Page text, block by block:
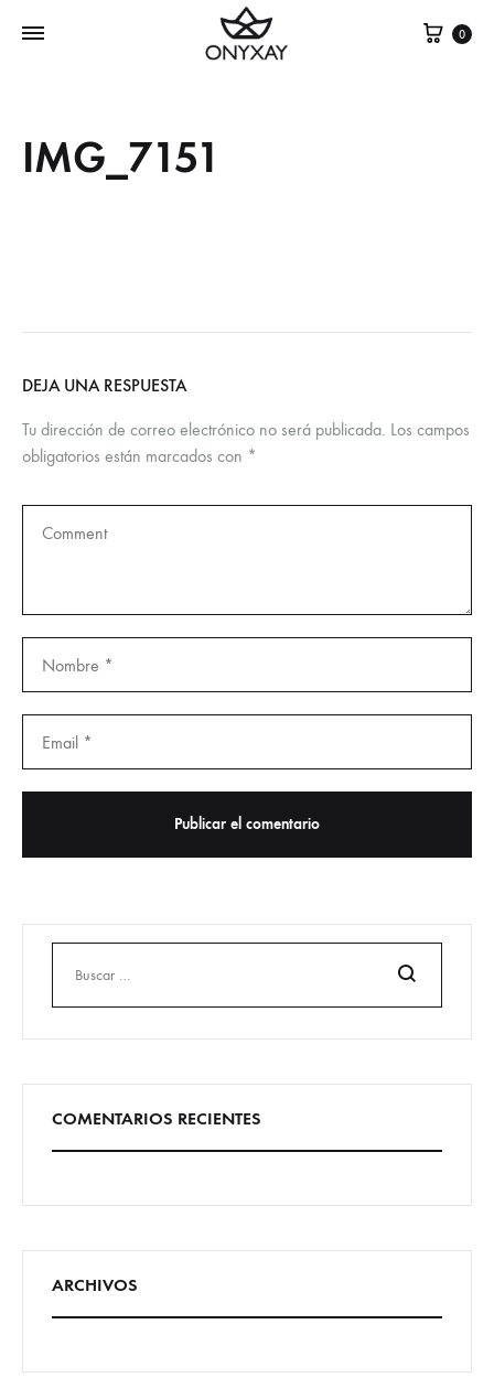
Cesta
0
IMG_7151
DEJA UNA RESPUESTA
Tu dirección de correo electrónico no será publicada. Los campos
obligatorios están marcados con *
Buscar
COMENTARIOS RECIENTES
ARCHIVOS